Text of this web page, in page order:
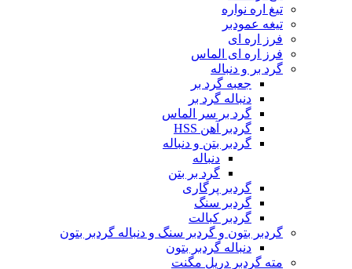
تیغ اره نواره
تیغه عمودبر
فرز اره ای
فرز اره ای الماس
گرد بر و دنباله
جعبه گرد بر
دنباله گرد بر
گرد بر سر الماس
گردبر آهن HSS
گردبر بتن و دنباله
دنباله
گرد بر بتن
گردبر پرگاری
گردبر سنگ
گردبر کبالت
گردبر بتون و گردبر سنگ و دنباله گردبر بتون
دنباله گردبر بتون
مته گردبر دریل مگنت